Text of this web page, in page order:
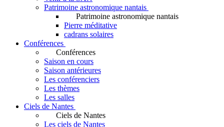
Patrimoine astronomique nantais
Patrimoine astronomique nantais
Pierre méditative
cadrans solaires
Conférences
Conférences
Saison en cours
Saison antérieures
Les conférenciers
Les thèmes
Les salles
Ciels de Nantes
Ciels de Nantes
Les ciels de Nantes